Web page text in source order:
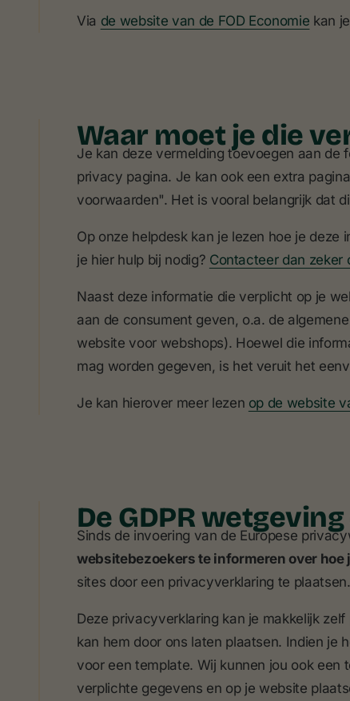
Via de website van de FOD Economie kan
Waar moet je die
Je kan deze vermelding toevoegen aan
privacy pagina. Je kan ook een extra
voorwaarden". Het is vooral belangrijk dat
Op onze helpdesk kan je lezen hoe je
je hier hulp bij nodig? Contacteer dan zeker
Naast deze informatie die verplicht op je
aan de consument geven, o.a. de
website voor webshops). Hoewel die
mag worden gegeven, is het veruit het
Je kan hierover meer lezen op de website
De GDPR
Sinds de invoering van de Europese
websitebezoekers te informeren over hoe
sites door een privacyverklaring te plaatsen.
Deze privacyverklaring kan je makkelijk
kan hem door ons laten plaatsen. Indien je
voor een template. Wij kunnen jou ook een
verplichte gegevens en op je website